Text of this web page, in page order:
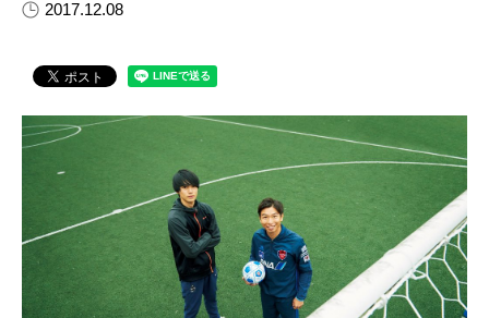
2017.12.08